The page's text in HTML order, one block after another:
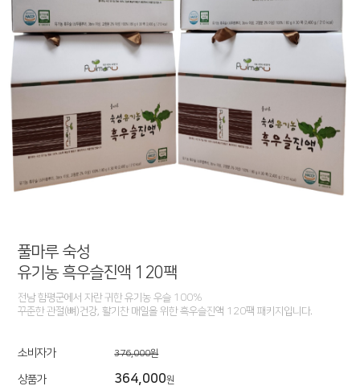
풀마루 숙성
유기농 흑우슬진액 120팩
전남 함평군에서 자란 귀한 유기농 우슬 100%
꾸준한 관절(뼈)건강, 활기찬 매일을 위한 흑우슬진액 120팩 패키지입니다.
소비자가 376,000원
상품가 364,000원